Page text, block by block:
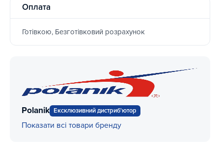
Оплата
Готівкою, Безготівковий розрахунок
Polanik Ексклюзивний дистриб'ютор
Показати всі товари бренду